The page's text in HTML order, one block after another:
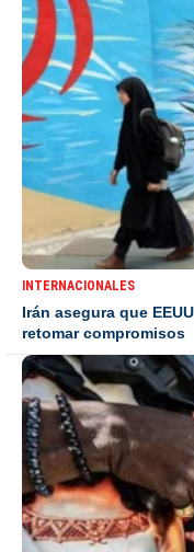
INTERNACIONALES
Irán asegura que
retomar compromisos